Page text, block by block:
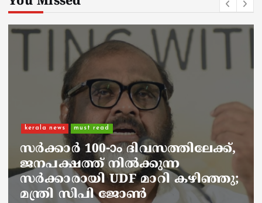
must read
നാടെങ്ങും പൊലീസ് തിരയുന്നു,
ചായകുടിക്കാൻ എടപ്പാളിലെത്തി
അർജുൻ ആയങ്കി;
സഞ്ചരിക്കുന്നത് വാഹനങ്ങൾ
മാറ്റി